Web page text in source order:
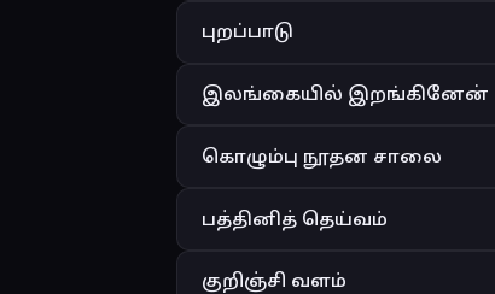
புறப்பாடு
இலங்கையில் இறங்கினேன்
கொழும்பு நூதன சாலை
பத்தினித் தெய்வம்
குறிஞ்சி வளம்